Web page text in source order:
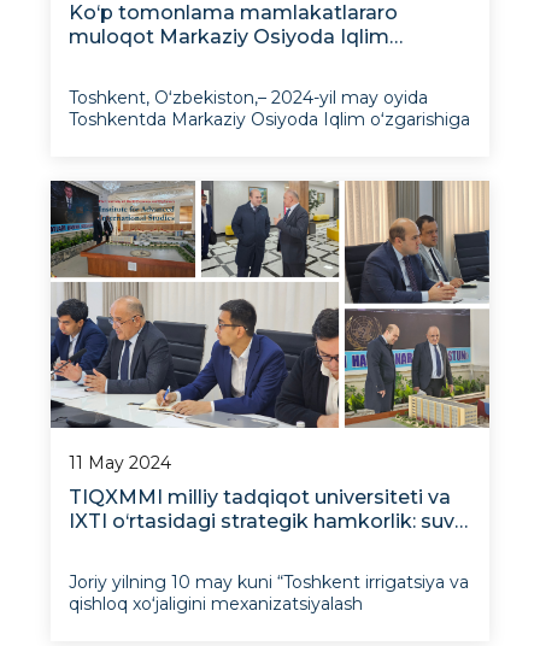
Ko‘p tomonlama mamlakatlararo
muloqot Markaziy Osiyoda Iqlim
mintaqaviy strategiyani ilgari surmoqda
Toshkent, Oʻzbekiston,– 2024-yil may oyida
Toshkentda Markaziy Osiyoda Iqlim oʻzgarishiga
manfaatli davlat muloqoti boʻlib oʻtdi, unda
O‘zbekiston fuqarolik jamiyati, ilmiy doiralar va
davlat institut
11 May 2024
TIQXMMI milliy tadqiqot universiteti va
IXTI o‘rtasidagi strategik hamkorlik: suv
yangi ufqlari
Joriy yilning 10 may kuni “Toshkent irrigatsiya va
qishloq xoʻjaligini mexanizatsiyalash